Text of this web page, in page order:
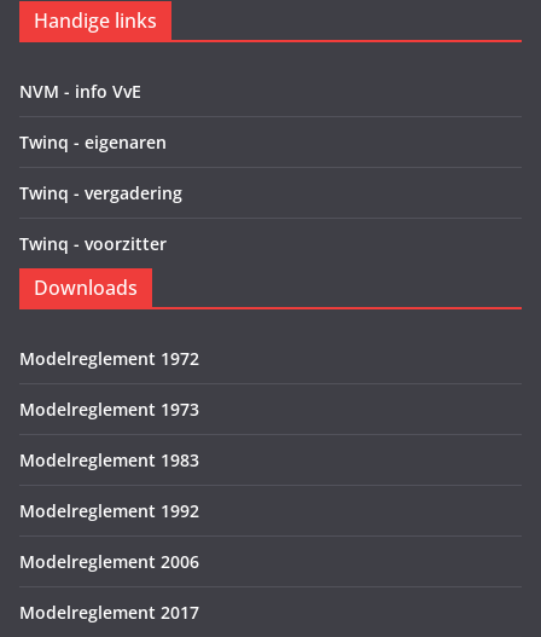
Handige links
NVM - info VvE
Twinq - eigenaren
Twinq - vergadering
Twinq - voorzitter
Downloads
Modelreglement 1972
Modelreglement 1973
Modelreglement 1983
Modelreglement 1992
Modelreglement 2006
Modelreglement 2017